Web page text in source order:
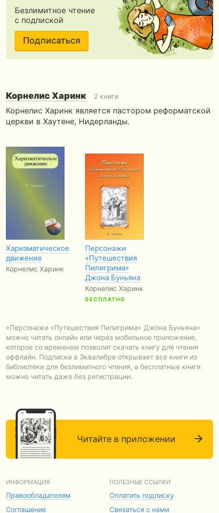
Безлимитное чтение
с подпиской
Подписаться
Корнелис Харинк 2 книги
Корнелис Харинк является пастором реформатской
церкви в Хаутене, Нидерланды.
Харизматическое
движение
Корнелис Харинк
Персонажи
«Путешествия
Пилигрима»
Джона Буньяна
Корнелис Харинк
БЕСПЛАТНО
«Персонажи «Путешествия Пилигрима» Джона Буньяна»
можно читать онлайн или через мобильное приложение,
которое со временем позволит скачать книгу для чтения
оффлайн. Подписка в Эквалибре открывает все книги из
библиотеки для безлимитного чтения, а бесплатные книги
можно читать даже без регистрации.
Читайте в приложении
ИНФОРМАЦИЯ
Правообладателям
Соглашение
ПОЛЕЗНЫЕ ССЫЛКИ
Оплатить подписку
Связаться с нами